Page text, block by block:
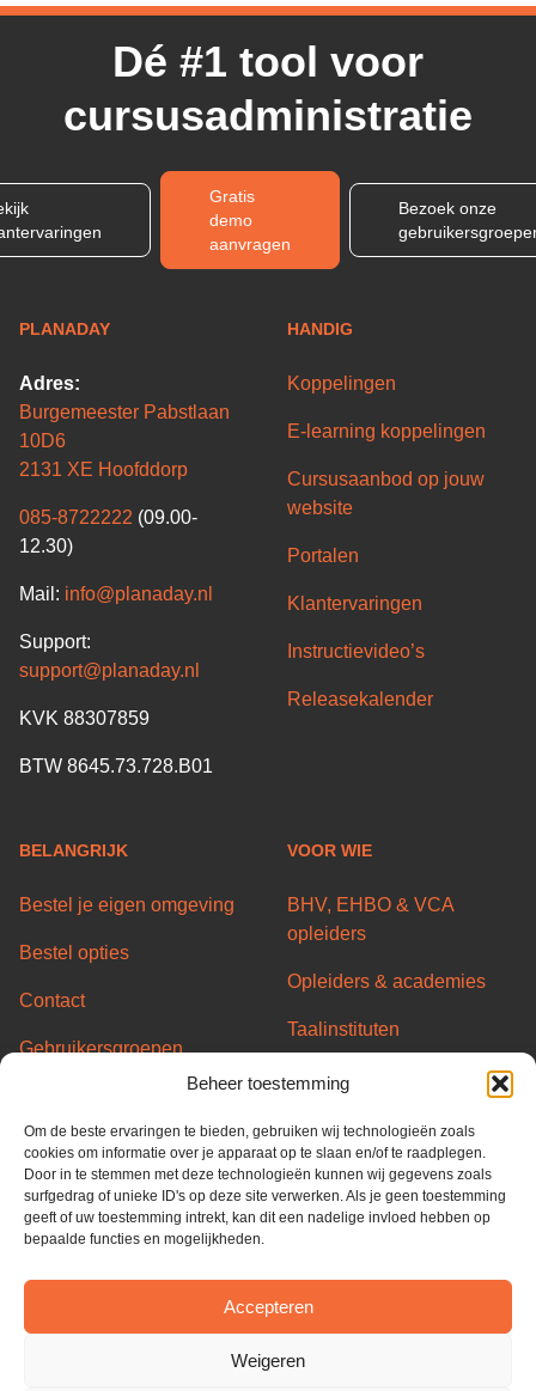
Beheer toestemming
Om de beste ervaringen te bieden, gebruiken wij technologieën zoals
cookies om informatie over je apparaat op te slaan en/of te raadplegen.
Door in te stemmen met deze technologieën kunnen wij gegevens zoals
surfgedrag of unieke ID's op deze site verwerken. Als je geen toestemming
geeft of uw toestemming intrekt, kan dit een nadelige invloed hebben op
bepaalde functies en mogelijkheden.
Accepteren
Weigeren
Dé #1 tool voor
cursusadministratie
Gratis
demo
aanvragen
Bezoek onze
PLANADAY
Adres:
Burgemeester Pabstlaan
10D6
2131 XE Hoofddorp
085-8722222 (09.00-
12.30)
Mail: info@planaday.nl
Support:
support@planaday.nl
KVK 88307859
BTW 8645.73.728.B01
HANDIG
Koppelingen
E-learning koppelingen
Cursusaanbod op jouw
website
Portalen
Klantervaringen
Instructievideo’s
Releasekalender
BELANGRIJK
Bestel je eigen omgeving
Bestel opties
Contact
Gebruikersgroepen
Partners
Algemene voorwaarden
Privacy Policy
Cookie Policy
ISO 27001
VOOR WIE
BHV, EHBO & VCA
opleiders
Opleiders & academies
Taalinstituten
Transport/Code95
Overheid & Gemeentes